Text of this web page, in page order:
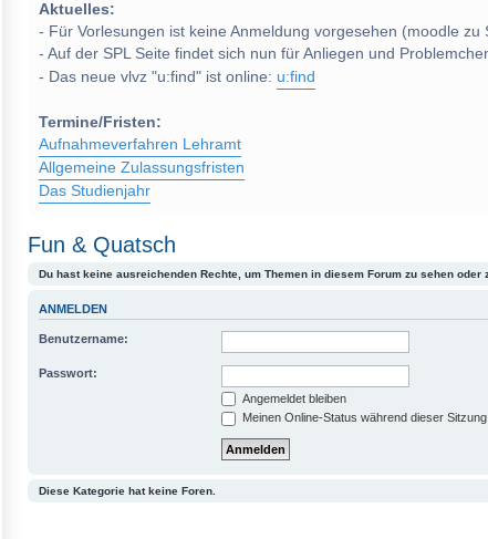
Aktuelles:
- Für Vorlesungen ist keine Anmeldung vorgesehen (moodle
- Auf der SPL Seite findet sich nun für Anliegen und
- Das neue vlvz "u:find" ist online: u:find
Termine/Fristen:
Aufnahmeverfahren Lehramt
Allgemeine Zulassungsfristen
Das Studienjahr
Fun & Quatsch
Du hast keine ausreichenden Rechte, um Themen in diesem Forum zu sehen oder
ANMELDEN
Benutzername:
Passwort:
Angemeldet bleiben
Meinen Online-Status während dieser
Diese Kategorie hat keine Foren.